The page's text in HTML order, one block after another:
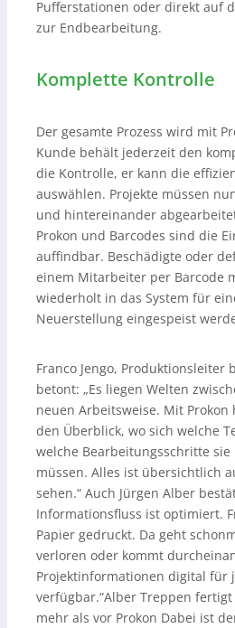
Pufferstationen oder direkt auf
zur Endbearbeitung.
Komplette Kontrolle
Der gesamte Prozess wird mit
Kunde behält jederzeit den
die Kontrolle, er kann die
auswählen. Projekte müssen
und hintereinander
Prokon und Barcodes sind die
auffindbar. Beschädigte oder
einem Mitarbeiter per Barcode
wiederholt in das System für
Neuerstellung eingespeist
Franco Jengo, Produktionsleiter
betont: „Es liegen Welten
neuen Arbeitsweise. Mit
den Überblick, wo sich welche
welche Bearbeitungsschritte
müssen. Alles ist übersichtlich
sehen.“ Auch Jürgen Alber
Informationsfluss ist optimiert.
Papier gedruckt. Da geht
verloren oder kommt
Projektinformationen digital für
verfügbar.“Alber Treppen
mehr als vor Prokon Dabei ist